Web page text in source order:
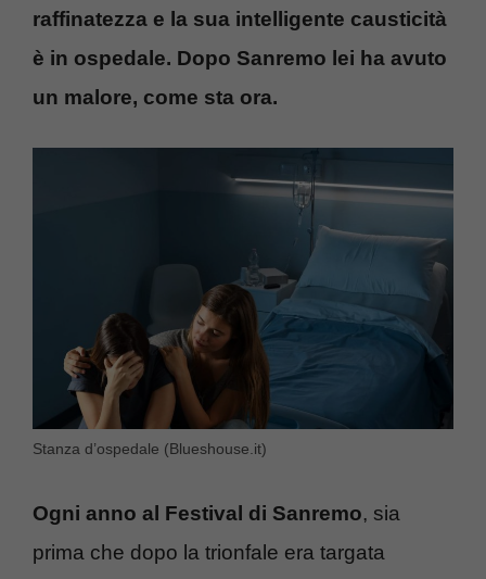
raffinatezza e la sua intelligente causticità
è in ospedale. Dopo Sanremo lei ha avuto
un malore, come sta ora.
Stanza d’ospedale (Blueshouse.it)
Ogni anno al Festival di Sanremo, sia
prima che dopo la trionfale era targata